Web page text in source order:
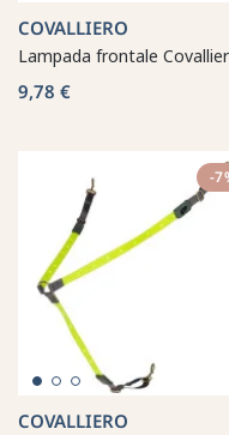
COVALLIERO
Lampada frontale
9,78 €
-
COVALLIERO